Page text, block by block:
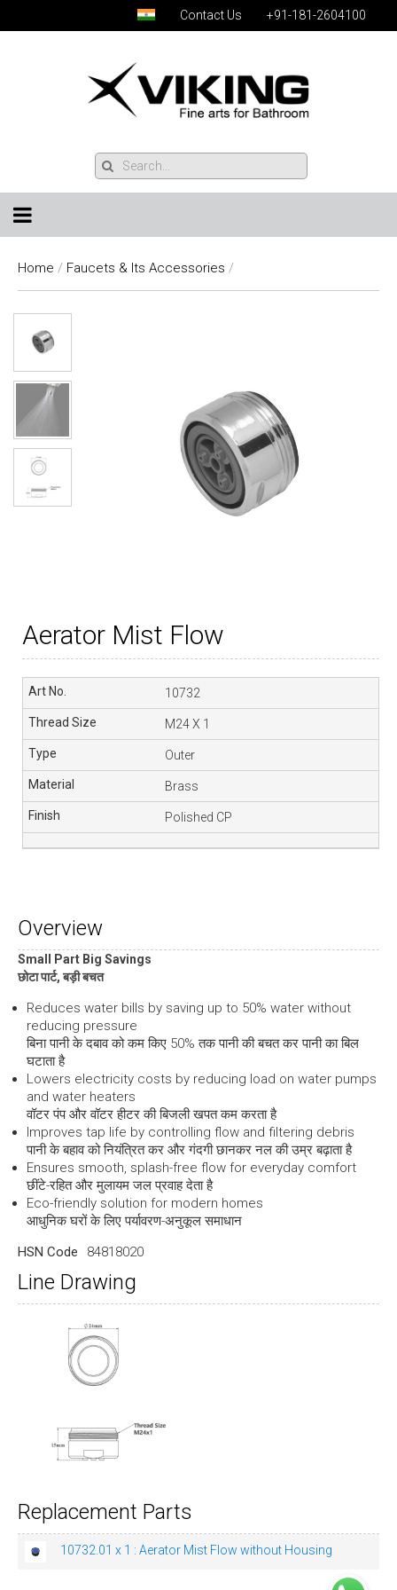
Contact Us +91-181-2604100
Home / Faucets & Its Accessories /
Aerator Mist Flow
10732
M24 X 1
Outer
Brass
Polished CP
Overview
Small Part Big Savings
छोटा पार्ट, बड़ी बचत
Reduces water bills by saving up to 50% water without
reducing pressure
बिना पानी के दबाव को कम किए 50% तक पानी की बचत कर पानी का बिल
घटाता है
Lowers electricity costs by reducing load on water pumps
and water heaters
वॉटर पंप और वॉटर हीटर की बिजली खपत कम करता है
Improves tap life by controlling flow and filtering debris
पानी के बहाव को नियंत्रित कर और गंदगी छानकर नल की उम्र बढ़ाता है
Ensures smooth, splash-free flow for everyday comfort
छींटे-रहित और मुलायम जल प्रवाह देता है
Eco-friendly solution for modern homes
आधुनिक घरों के लिए पर्यावरण-अनुकूल समाधान
HSN Code
84818020
Line Drawing
Replacement Parts
10732.01 x 1 : Aerator Mist Flow without Housing